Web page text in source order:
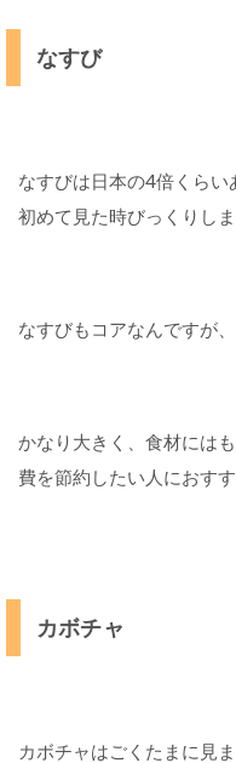
なすび
なすびは日本の4倍くらい
初めて見た時びっくりし
なすびもコアなんですが
かなり大きく、食材には
費を節約したい人におす
カボチャ
カボチャはごくたまに見ま